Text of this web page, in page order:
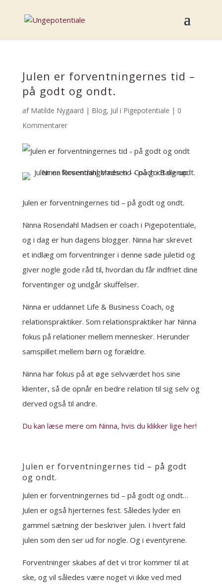
Julen er forventningernes tid –
på godt og ondt.
af Matilde Nygaard | Blog, Jul i Pigepotentiale | 0
Kommentarer
Julen er forventningernes tid – på godt og ondt.
Ninna Rosendahl Madsen er coach i Pigepotentiale,
og i dag er hun dagens blogger. Ninna har skrevet
et indlæg om forventninger i denne søde juletid og
giver nogle gode råd til, hvordan du får indfriet dine
forventinger og undgår skuffelser.
Ninna er uddannet Life & Business Coach, og
relationspraktiker. Som relationspraktiker har Ninna
fokus på relationer mellem mennesker. Herunder
samspillet mellem børn og forældre.
Ninna har fokus på at øge selvværdet hos sine
klienter, så de opnår en bedre relation til sig selv og
derved også til andre.
Du kan læse mere om Ninna, hvis du klikker lige her!
Julen er forventningernes tid – på godt
og ondt.
Julen er forventningernes tid – på godt og ondt…
Julen er også hjerternes fest. Således lyder en
gammel sætning der beskriver julen. I hvert fald
julen som den ser ud for nogle. Og i eventyrene.
Forventninger skabes af det vi tror kommer til at
ske, og vil således være noget vi ikke ved med